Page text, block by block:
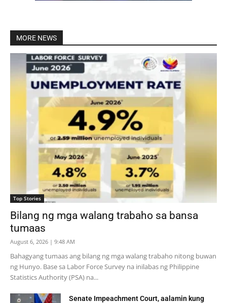
MORE NEWS
Top Stories
Bilang ng mga walang trabaho sa bansa
tumaas
August 6, 2026 | 9:48 AM
Bahagyang tumaas ang bilang ng mga walang trabaho nitong buwan
ng Hunyo. Base sa Labor Force Survey na inilabas ng Philippine
Statistics Authority (PSA) na...
Senate Impeachment Court, aalamin kung